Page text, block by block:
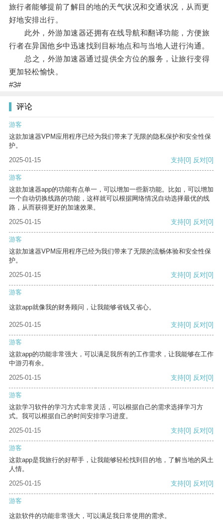
旅行者能够提前了解目的地的天气状况和交通状况，从而更
好地安排出行。
此外，外游加速器还拥有在线导航和翻译功能，方便旅
行者在异国他乡中迅速找到目标地点和与当地人进行沟通。
总之，外游加速器通过提供全方位的服务，让旅行变得
更加轻松愉快。
#3#
评论
游客
这款加速器VPM应用程序已经为我们带来了无限的隐私保护和安全性保
护。
2025-01-15
支持[0] 反对[0]
游客
这款加速器app的功能有点单一，可以增加一些新功能。比如，可以增加
一个自动切换线路的功能，这样就可以根据网络情况自动选择最优的线
路，从而获得更好的加速效果。
2025-01-15
支持[0] 反对[0]
游客
这款加速器VPM应用程序已经为我们带来了无限的流畅体验和安全性保
护。
2025-01-15
支持[0] 反对[0]
游客
这款app就像我的财务顾问，让我能够省钱又省心。
2025-01-15 支持[0] 反对[0]
游客
这款app的功能非常强大，可以满足我所有的工作需求，让我能够在工作
中游刃有余。
2025-01-15
支持[0] 反对[0]
游客
这款学习软件的学习方式非常灵活，可以根据自己的需求选择学习方
式。我可以根据自己的时间安排学习进度。
2025-01-15
支持[0] 反对[0]
游客
这款app是我旅行的好帮手，让我能够轻松找到目的地，了解当地的风土
人情。
2025-01-15
支持[0] 反对[0]
游客
这款软件的功能非常强大，可以满足我日常使用的需求。